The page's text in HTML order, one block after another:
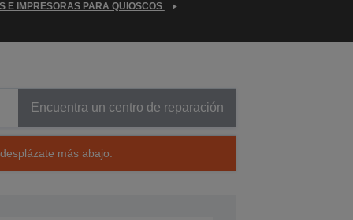
E IMPRESORAS PARA QUIOSCOS
Encuentra un centro de reparación
más abajo.